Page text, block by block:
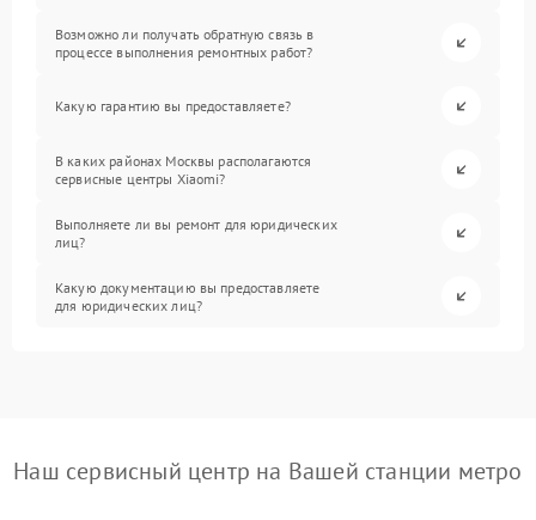
Возможно ли получать обратную связь в
процессе выполнения ремонтных работ?
Какую гарантию вы предоставляете?
В каких районах Москвы располагаются
сервисные центры Xiaomi?
Выполняете ли вы ремонт для юридических
лиц?
Какую документацию вы предоставляете
для юридических лиц?
Наш сервисный центр на Вашей станции метро